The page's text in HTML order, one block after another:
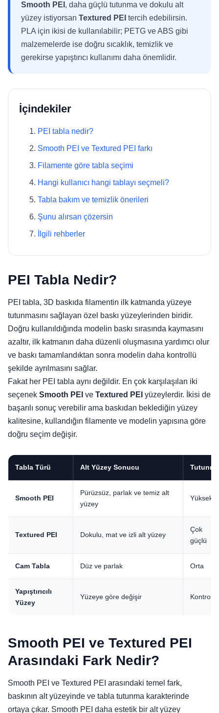
Smooth PEI , daha güçlü tutunma ve dokulu alt
yüzey istiyorsan Textured PEI tercih edebilirsin.
PLA için ikisi de kullanılabilir; PETG ve ABS gibi
malzemelerde ise doğru sıcaklık, temizlik ve
gerekirse yapıştırıcı kullanımı daha önemlidir.
İçindekiler
PEI tabla nedir?
Smooth PEI ve Textured PEI farkı
Filamente göre tabla seçimi
Hangi kullanıcı hangi tablayı seçmeli?
Tabla bakım ve temizlik önerileri
Şunu alırsan çözersin
İlgili rehberler
PEI Tabla Nedir?
PEI tabla, 3D baskıda filamentin ilk katmanda yüzeye
tutunmasını sağlayan özel baskı yüzeylerinden biridir.
Doğru kullanıldığında modelin baskı sırasında kaymasını
azaltır, ilk katmanın daha düzenli oluşmasına yardımcı olur
ve baskı tamamlandıktan sonra modelin daha kontrollü
şekilde ayrılmasını sağlar.
Fakat her PEI tabla aynı değildir. En çok karşılaşılan iki
seçenek Smooth PEI ve Textured PEI yüzeylerdir. İkisi de
başarılı sonuç verebilir ama baskıdan beklediğin yüzey
kalitesine, kullandığın filamente ve modelin yapısına göre
doğru seçim değişir.
Tabla Türü Alt Yüzey Sonucu Tutunma
Smooth PEI
Pürüzsüz, parlak ve temiz alt
yüzey
Yüksek
Textured PEI Dokulu, mat ve izli alt yüzey
Çok
güçlü
Cam Tabla Düz ve parlak Orta
Yapıştırıcılı
Yüzey
Yüzeye göre değişir Kontrollü
Smooth PEI ve Textured PEI
Arasındaki Fark Nedir?
Smooth PEI ve Textured PEI arasındaki temel fark,
baskının alt yüzeyinde ve tabla tutunma karakterinde
ortaya çıkar. Smooth PEI daha estetik bir alt yüzey